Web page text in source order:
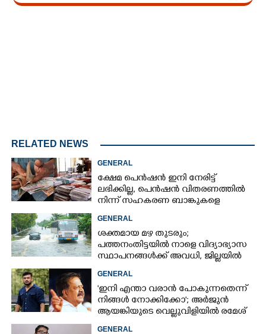
RELATED NEWS
GENERAL
ക്ഷേമ പെൻഷൻ ഇനി നേരിട്ട്
ലഭിക്കില്ല,​ പെൻഷൻ വിതരണത്തിൽ
നിന്ന് സഹകരണ ബാങ്കുകളെ
GENERAL
ശക്തമായ മഴ തുടരും;
പത്തനംതിട്ടയിൽ നാളെ വിദ്യാഭ്യാസ
സ്ഥാപനങ്ങൾക്ക് അവധി,​ ജില്ലയിൽ
GENERAL
'ഇനി എന്താ വരാൻ പോകുന്നതെന്ന്
നിങ്ങൾ നോക്കിക്കോ'; അർജുൻ
ആയങ്കിയുടെ വെല്ലുവിളിയിൽ രമേശ്
GENERAL